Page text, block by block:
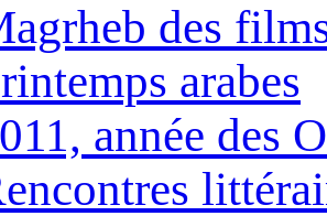
des
arabes
année des